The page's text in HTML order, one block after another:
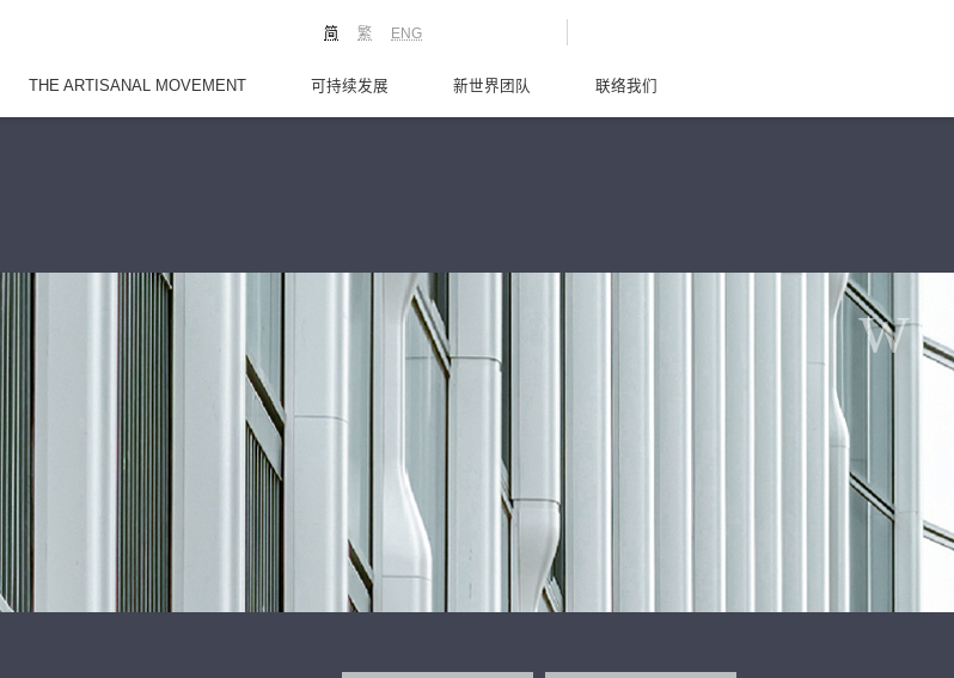
ENG
繁
简
THE ARTISANAL MOVEMENT 可持续发展 新世界团队 联络我们